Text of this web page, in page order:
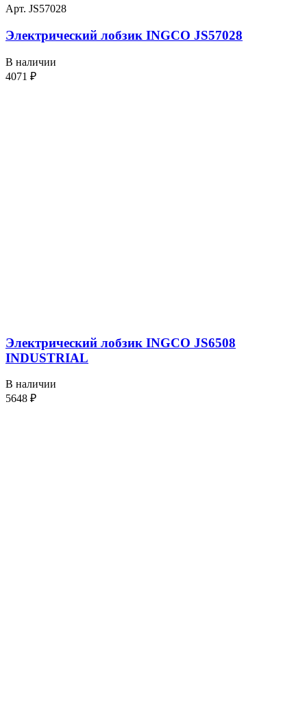
Арт. JS57028
Электрический лобзик INGCO JS57028
В наличии
4071 ₽
Электрический лобзик INGCO JS6508
INDUSTRIAL
В наличии
5648 ₽